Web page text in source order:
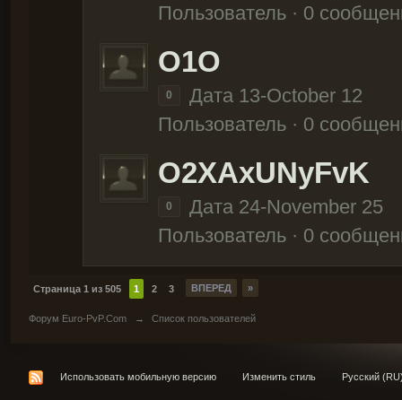
Пользователь · 0
O1O
0
Дата 13-October 12
Пользователь · 0
O2XAxUNyFvK
0
Дата 24-November 25
Пользователь · 0
Страница 1 из 505 1 2 3 ВПЕРЕД »
Форум Euro-PvP.Com → Список пользователей
Использовать мобильную версию Изменить стиль Русский